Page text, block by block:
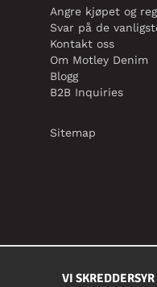
Angre kjøpet og
Svar på de
Kontakt oss
Om Motley Denim
Blogg
B2B Inquiries
Sitemap
VI